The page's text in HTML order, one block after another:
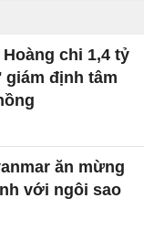
chi 1,4 tỷ
giám định tâm
ăn mừng
với ngôi sao